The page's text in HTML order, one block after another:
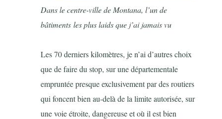
Dans le centre-ville de Montana, l’un de
bâtiments les plus laids que j’ai jamais vu
Les 70 derniers kilomètres, je n’ai d’autres choix
que de faire du stop, sur une départementale
empruntée presque exclusivement par des routiers
qui foncent bien au-delà de la limite autorisée, sur
une voie étroite, dangereuse et où il est bien